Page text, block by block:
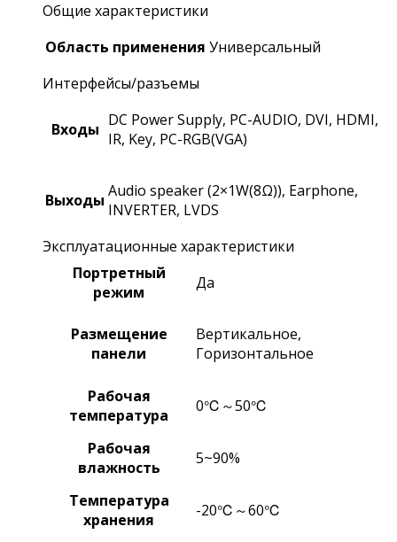
Общие характеристики
Область применения Универсальный
Интерфейсы/разъемы
Входы DC Power Supply, PC-AUDIO, DVI, HDMI,
IR, Key, PC-RGB(VGA)
Выходы Audio speaker (2×1W(8Ω)), Earphone,
INVERTER, LVDS
Эксплуатационные характеристики
Портретный
режим
Да
Размещение
панели
Вертикальное,
Горизонтальное
Рабочая
температура
0℃～50℃
Рабочая
влажность
5~90%
Температура
хранения
-20℃～60℃